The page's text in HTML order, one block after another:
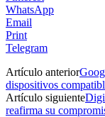
WhatsApp
Email
Print
Telegram
Artículo anterior
dispositivos
Artículo siguiente
reafirma su